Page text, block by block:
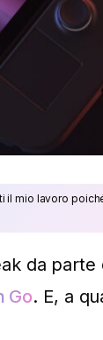
il mio lavoro
da parte
Go. E, a